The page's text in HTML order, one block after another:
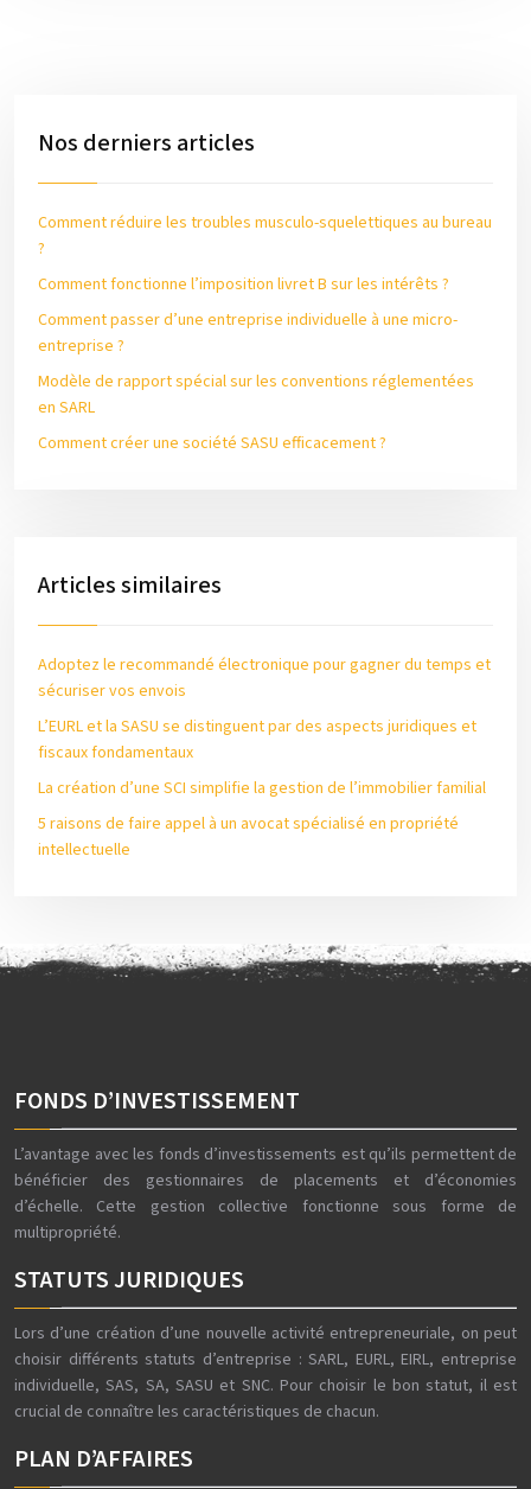
Nos derniers articles
Comment réduire les troubles musculo-squelettiques au bureau
?
Comment fonctionne l’imposition livret B sur les intérêts ?
Comment passer d’une entreprise individuelle à une micro-
entreprise ?
Modèle de rapport spécial sur les conventions réglementées
en SARL
Comment créer une société SASU efficacement ?
Articles similaires
Adoptez le recommandé électronique pour gagner du temps et
sécuriser vos envois
L’EURL et la SASU se distinguent par des aspects juridiques et
fiscaux fondamentaux
La création d’une SCI simplifie la gestion de l’immobilier familial
5 raisons de faire appel à un avocat spécialisé en propriété
intellectuelle
FONDS D’INVESTISSEMENT
L’avantage avec les fonds d’investissements est qu’ils permettent de
bénéficier des gestionnaires de placements et d’économies
d’échelle. Cette gestion collective fonctionne sous forme de
multipropriété.
STATUTS JURIDIQUES
Lors d’une création d’une nouvelle activité entrepreneuriale, on peut
choisir différents statuts d’entreprise : SARL, EURL, EIRL, entreprise
individuelle, SAS, SA, SASU et SNC. Pour choisir le bon statut, il est
crucial de connaître les caractéristiques de chacun.
PLAN D’AFFAIRES